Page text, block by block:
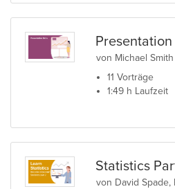
von Michael Smith
11 Vorträge
1:49 h Laufzeit
Statistics
von David Spade,